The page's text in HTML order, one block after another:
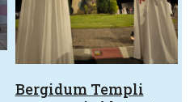
Bergidum Templi